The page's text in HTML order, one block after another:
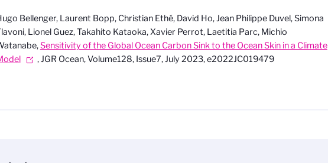
Bellenger, Laurent Bopp, Christian Ethé, David Ho, Jean Philippe Duvel, Simona
Lionel Guez, Takahito Kataoka, Xavier Perrot, Laetitia Parc, Michio
Sensitivity of the Global Ocean Carbon Sink to the Ocean Skin in a Climate
, JGR Ocean, Volume128, Issue7, July 2023, e2022JC019479